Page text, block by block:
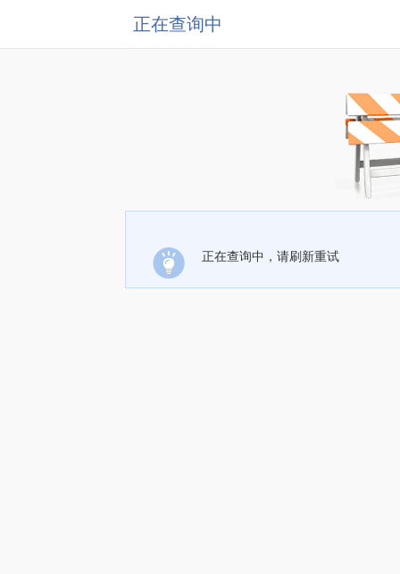
正在查询中
正在查询中，请刷新重试